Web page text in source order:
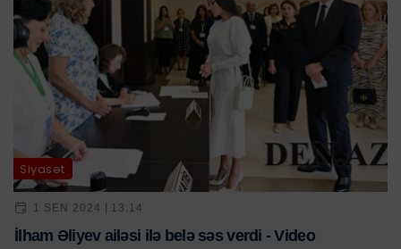
Siyasət
1 SEN 2024 | 13:14
İlham Əliyev ailəsi ilə belə səs verdi - Video